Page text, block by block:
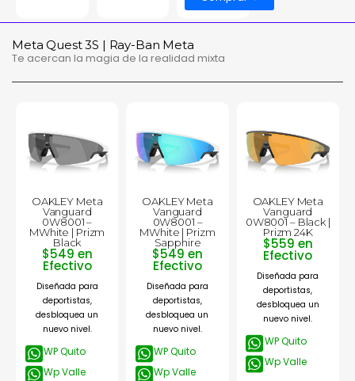
Meta Quest 3S | Ray-Ban Meta
Te acercan la magia de la realidad mixta
OAKLEY Meta
Vanguard
0W8001 –
MWhite | Prizm
Black
$549 en
Efectivo
Diseñada para
deportistas,
desbloquea un
nuevo nivel.
WP Quito
Wp Valle
OAKLEY Meta
Vanguard
0W8001 –
MWhite | Prizm
Sapphire
$549 en
Efectivo
Diseñada para
deportistas,
desbloquea un
nuevo nivel.
WP Quito
Wp Valle
OAKLEY Meta
Vanguard
0W8001 – Black |
Prizm 24K
$559 en
Efectivo
Diseñada para
deportistas,
desbloquea un
nuevo nivel.
WP Quito
Wp Valle